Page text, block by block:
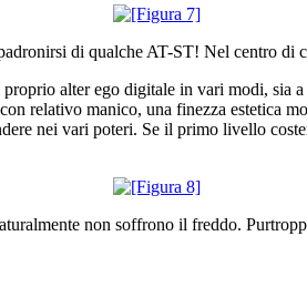
di qualche AT-ST! Nel centro di
alter ego digitale in vari modi,
relativo manico, una finezza estetica
nei vari poteri. Se il primo livello
non soffrono il freddo.